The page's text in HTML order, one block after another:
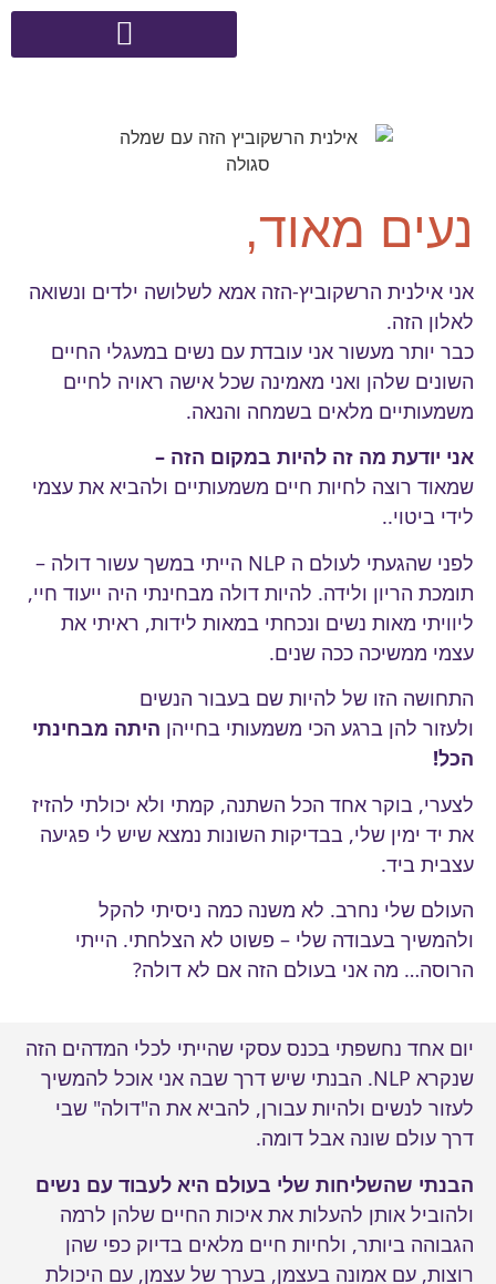
נעים מאוד,
אני אילנית הרשקוביץ-הזה אמא לשלושה ילדים ונשואה
לאלון הזה.
כבר יותר מעשור אני עובדת עם נשים במעגלי החיים
השונים שלהן ואני מאמינה שכל אישה ראויה לחיים
משמעותיים מלאים בשמחה והנאה.
אני יודעת מה זה להיות במקום הזה –
שמאוד רוצה לחיות חיים משמעותיים ולהביא את עצמי
לידי ביטוי..
לפני שהגעתי לעולם ה NLP הייתי במשך עשור דולה –
תומכת הריון ולידה. להיות דולה מבחינתי היה ייעוד חיי,
ליוויתי מאות נשים ונכחתי במאות לידות, ראיתי את
עצמי ממשיכה ככה שנים.
התחושה הזו של להיות שם בעבור הנשים
ולעזור להן ברגע הכי משמעותי בחייהן היתה מבחינתי
הכל!
לצערי, בוקר אחד הכל השתנה, קמתי ולא יכולתי להזיז
את יד ימין שלי, בבדיקות השונות נמצא שיש לי פגיעה
עצבית ביד.
העולם שלי נחרב. לא משנה כמה ניסיתי להקל
ולהמשיך בעבודה שלי – פשוט לא הצלחתי. הייתי
הרוסה… מה אני בעולם הזה אם לא דולה?
יום אחד נחשפתי בכנס עסקי שהייתי לכלי המדהים הזה
שנקרא NLP. הבנתי שיש דרך שבה אני אוכל להמשיך
לעזור לנשים ולהיות עבורן, להביא את ה"דולה" שבי
דרך עולם שונה אבל דומה.
הבנתי שהשליחות שלי בעולם היא לעבוד עם נשים
ולהוביל אותן להעלות את איכות החיים שלהן לרמה
הגבוהה ביותר, ולחיות חיים מלאים בדיוק כפי שהן
רוצות, עם אמונה בעצמן, בערך של עצמן, עם היכולת